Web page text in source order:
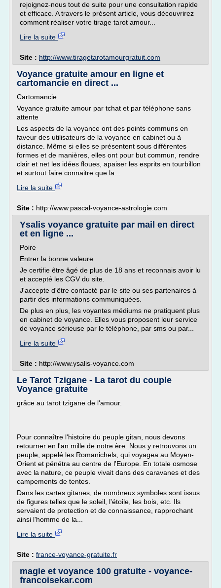
rejoignez-nous tout de suite pour une consultation rapide
et efficace. A travers le présent article, vous découvrirez
comment réaliser votre tirage tarot amour...
Lire la suite
Site : http://www.tiragetarotamourgratuit.com
Voyance gratuite amour en ligne et
cartomancie en direct ...
Cartomancie
Voyance gratuite amour par tchat et par téléphone sans
attente
Les aspects de la voyance ont des points communs en
faveur des utilisateurs de la voyance en cabinet ou à
distance. Même si elles se présentent sous différentes
formes et de manières, elles ont pour but commun, rendre
clair et net les idées floues, apaiser les esprits en tourbillon
et surtout faire connaitre que la...
Lire la suite
Site : http://www.pascal-voyance-astrologie.com
Ysalis voyance gratuite par mail en direct
et en ligne ...
Poire
Entrer la bonne valeure
Je certifie être âgé de plus de 18 ans et reconnais avoir lu
et accepté les CGV du site.
J'accepte d'être contacté par le site ou ses partenaires à
partir des informations communiquées.
De plus en plus, les voyantes médiums ne pratiquent plus
en cabinet de voyance. Elles vous proposent leur service
de voyance sérieuse par le téléphone, par sms ou par...
Lire la suite
Site : http://www.ysalis-voyance.com
Le Tarot Tzigane - La tarot du couple
Voyance gratuite
grâce au tarot tzigane de l'amour.
Pour connaître l'histoire du peuple gitan, nous devons
retourner en l'an mille de notre ère. Nous y retrouvons un
peuple, appelé les Romanichels, qui voyagea au Moyen-
Orient et pénétra au centre de l'Europe. En totale osmose
avec la nature, ce peuple vivait dans des caravanes et des
campements de tentes.
Dans les cartes gitanes, de nombreux symboles sont issus
de figures telles que le soleil, l'étoile, les bois, etc. Ils
servaient de protection et de connaissance, rapprochant
ainsi l'homme de la...
Lire la suite
Site : france-voyance-gratuite.fr
magie et voyance 100 gratuite - voyance-
francoisekar.com